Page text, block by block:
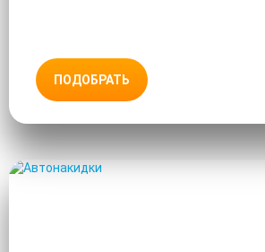
ПОДОБРАТЬ